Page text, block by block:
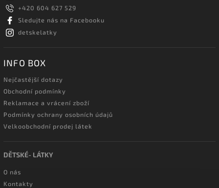
+420 604 627 529
Sledujte nás na Facebooku
detskelatky
INFO BOX
Nejčastější dotazy
Obchodní podmínky
Reklamace a vrácení zboží
Podmínky ochrany osobních údajů
Velkoobchodní prodej látek
DĚTSKÉ- LÁTKY
O nás
Kontakty